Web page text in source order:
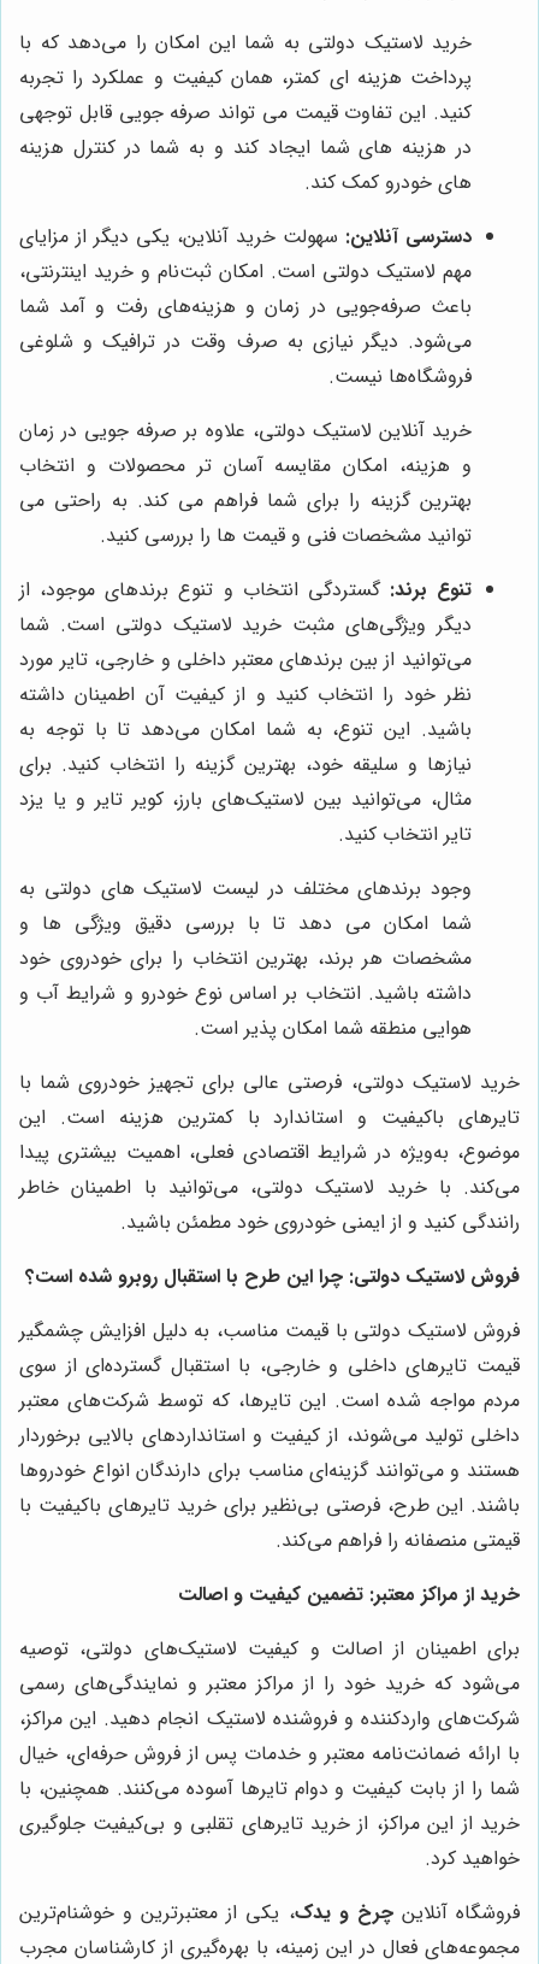
خرید لاستیک دولتی به شما این امکان را می‌دهد که با
پرداخت هزینه ای کمتر، همان کیفیت و عملکرد را تجربه
کنید. این تفاوت قیمت می تواند صرفه جویی قابل توجهی
در هزینه های شما ایجاد کند و به شما در کنترل هزینه
های خودرو کمک کند.
دسترسی آنلاین: سهولت خرید آنلاین، یکی دیگر از مزایای
مهم لاستیک دولتی است. امکان ثبت‌نام و خرید اینترنتی،
باعث صرفه‌جویی در زمان و هزینه‌های رفت و آمد شما
می‌شود. دیگر نیازی به صرف وقت در ترافیک و شلوغی
فروشگاه‌ها نیست.
خرید آنلاین لاستیک دولتی، علاوه بر صرفه جویی در زمان
و هزینه، امکان مقایسه آسان تر محصولات و انتخاب
بهترین گزینه را برای شما فراهم می کند. به راحتی می
توانید مشخصات فنی و قیمت ها را بررسی کنید.
تنوع برند: گستردگی انتخاب و تنوع برندهای موجود، از
دیگر ویژگی‌های مثبت خرید لاستیک دولتی است. شما
می‌توانید از بین برندهای معتبر داخلی و خارجی، تایر مورد
نظر خود را انتخاب کنید و از کیفیت آن اطمینان داشته
باشید. این تنوع، به شما امکان می‌دهد تا با توجه به
نیازها و سلیقه خود، بهترین گزینه را انتخاب کنید. برای
مثال، می‌توانید بین لاستیک‌های بارز، کویر تایر و یا یزد
تایر انتخاب کنید.
وجود برندهای مختلف در لیست لاستیک های دولتی به
شما امکان می دهد تا با بررسی دقیق ویژگی ها و
مشخصات هر برند، بهترین انتخاب را برای خودروی خود
داشته باشید. انتخاب بر اساس نوع خودرو و شرایط آب و
هوایی منطقه شما امکان پذیر است.
خرید لاستیک دولتی، فرصتی عالی برای تجهیز خودروی شما با
تایرهای باکیفیت و استاندارد با کمترین هزینه است. این
موضوع، به‌ویژه در شرایط اقتصادی فعلی، اهمیت بیشتری پیدا
می‌کند. با خرید لاستیک دولتی، می‌توانید با اطمینان خاطر
رانندگی کنید و از ایمنی خودروی خود مطمئن باشید.
فروش لاستیک دولتی: چرا این طرح با استقبال روبرو شده است؟
فروش لاستیک دولتی با قیمت مناسب، به دلیل افزایش چشمگیر
قیمت تایرهای داخلی و خارجی، با استقبال گسترده‌ای از سوی
مردم مواجه شده است. این تایرها، که توسط شرکت‌های معتبر
داخلی تولید می‌شوند، از کیفیت و استانداردهای بالایی برخوردار
هستند و می‌توانند گزینه‌ای مناسب برای دارندگان انواع خودروها
باشند. این طرح، فرصتی بی‌نظیر برای خرید تایرهای باکیفیت با
قیمتی منصفانه را فراهم می‌کند.
خرید از مراکز معتبر: تضمین کیفیت و اصالت
برای اطمینان از اصالت و کیفیت لاستیک‌های دولتی، توصیه
می‌شود که خرید خود را از مراکز معتبر و نمایندگی‌های رسمی
شرکت‌های واردکننده و فروشنده لاستیک انجام دهید. این مراکز،
با ارائه ضمانت‌نامه معتبر و خدمات پس از فروش حرفه‌ای، خیال
شما را از بابت کیفیت و دوام تایرها آسوده می‌کنند. همچنین، با
خرید از این مراکز، از خرید تایرهای تقلبی و بی‌کیفیت جلوگیری
خواهید کرد.
فروشگاه آنلاینچرخ و یدک، یکی از معتبرترین و خوشنام‌ترین
مجموعه‌های فعال در این زمینه، با بهره‌گیری از کارشناسان مجرب